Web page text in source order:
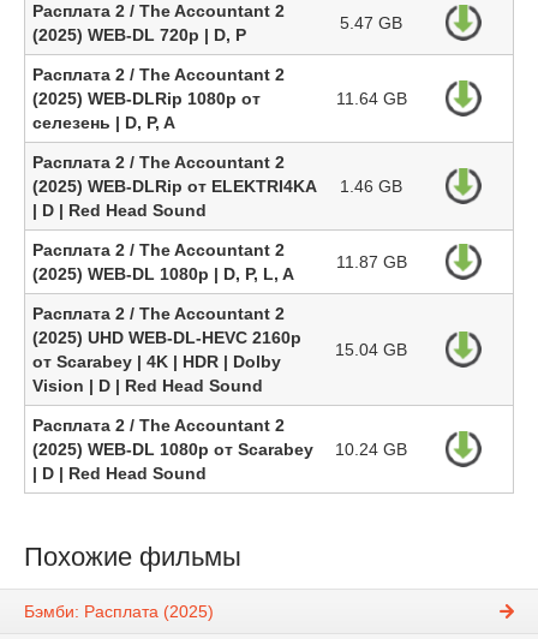
Расплата 2 / The Accountant 2
(2025) WEB-DL 720p | D, P
5.47 GB
Расплата 2 / The Accountant 2
(2025) WEB-DLRip 1080p от
селезень | D, P, A
11.64 GB
Расплата 2 / The Accountant 2
(2025) WEB-DLRip от ELEKTRI4KA
| D | Red Head Sound
1.46 GB
Расплата 2 / The Accountant 2
(2025) WEB-DL 1080p | D, P, L, A
11.87 GB
Расплата 2 / The Accountant 2
(2025) UHD WEB-DL-HEVC 2160p
от Scarabey | 4K | HDR | Dolby
Vision | D | Red Head Sound
15.04 GB
Расплата 2 / The Accountant 2
(2025) WEB-DL 1080p от Scarabey
| D | Red Head Sound
10.24 GB
Похожие фильмы
Бэмби: Расплата (2025)